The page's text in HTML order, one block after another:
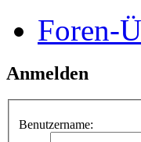
Foren-
Anmelden
Benutzername: